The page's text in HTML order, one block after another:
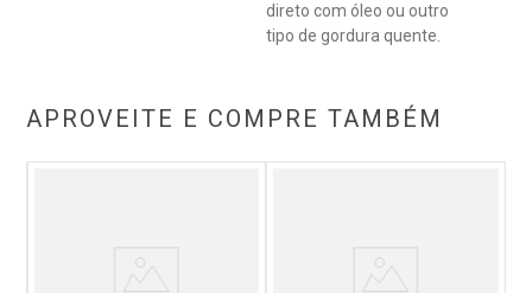
direto com óleo ou outro
tipo de gordura quente.
APROVEITE E COMPRE TAMBÉM